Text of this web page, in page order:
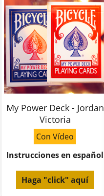
My Power Deck - Jordan
Victoria
Con Vídeo
Instrucciones en español
Haga "click" aquí